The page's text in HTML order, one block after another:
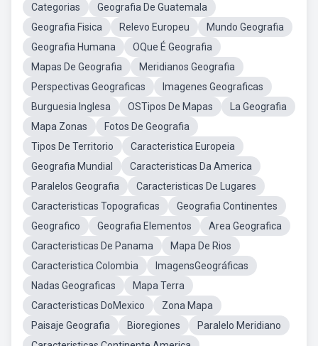
Categorias
Geografia De Guatemala
Geografia Fisica
Relevo Europeu
Mundo Geografia
Geografia Humana
OQue É Geografia
Mapas De Geografia
Meridianos Geografia
Perspectivas Geograficas
Imagenes Geograficas
Burguesia Inglesa
OSTipos De Mapas
La Geografia
Mapa Zonas
Fotos De Geografia
Tipos De Territorio
Caracteristica Europeia
Geografia Mundial
Caracteristicas Da America
Paralelos Geografia
Caracteristicas De Lugares
Caracteristicas Topograficas
Geografia Continentes
Geografico
Geografia Elementos
Area Geografica
Caracteristicas De Panama
Mapa De Rios
Caracteristica Colombia
ImagensGeográficas
Nadas Geograficas
Mapa Terra
Caracteristicas DoMexico
Zona Mapa
Paisaje Geografia
Bioregiones
Paralelo Meridiano